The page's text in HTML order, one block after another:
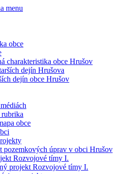
menu
obce
charakteristika obce Hrušov
dejín Hrušova
dejín obce Hrušov
rubrika
obce
pozemkových úprav v obci Hrušov
Rozvojové tímy I.
projekt Rozvojové tímy I.